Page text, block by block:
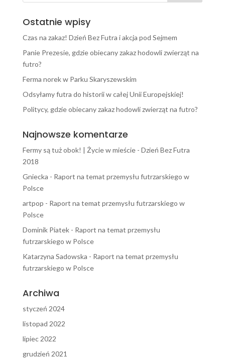
Ostatnie wpisy
Czas na zakaz! Dzień Bez Futra i akcja pod Sejmem
Panie Prezesie, gdzie obiecany zakaz hodowli zwierząt na
futro?
Ferma norek w Parku Skaryszewskim
Odsyłamy futra do historii w całej Unii Europejskiej!
Politycy, gdzie obiecany zakaz hodowli zwierząt na futro?
Najnowsze komentarze
Fermy są tuż obok! | Życie w mieście- Dzień Bez Futra
2018
Gniecka - Raport na temat przemysłu futrzarskiego w
Polsce
artpop - Raport na temat przemysłu futrzarskiego w
Polsce
Dominik Piatek- Raport na temat przemysłu
futrzarskiego w Polsce
Katarzyna Sadowska - Raport na temat przemysłu
futrzarskiego w Polsce
Archiwa
styczeń 2024
listopad 2022
lipiec 2022
grudzień 2021